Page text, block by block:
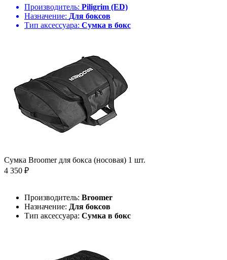
Производитель: Piligrim (ED)
Назначение: Для боксов
Тип аксессуара: Сумка в бокс
Сумка Broomer для бокса (носовая) 1 шт.
4 350 ₽
Производитель: Broomer
Назначение: Для боксов
Тип аксессуара: Сумка в бокс